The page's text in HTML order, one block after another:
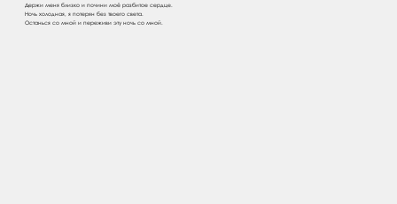
Держи меня близко и почини моё разбитое сердце.
Ночь холодная, я потерян без твоего света.
Останься со мной и переживи эту ночь со мной.